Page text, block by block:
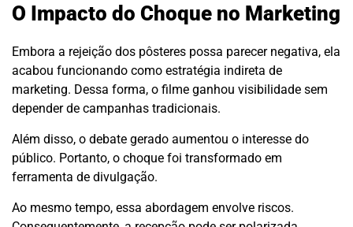
O Impacto do Choque no Marketing
Embora a rejeição dos pôsteres possa parecer negativa, ela
acabou funcionando como estratégia indireta de
marketing. Dessa forma, o filme ganhou visibilidade sem
depender de campanhas tradicionais.
Além disso, o debate gerado aumentou o interesse do
público. Portanto, o choque foi transformado em
ferramenta de divulgação.
Ao mesmo tempo, essa abordagem envolve riscos.